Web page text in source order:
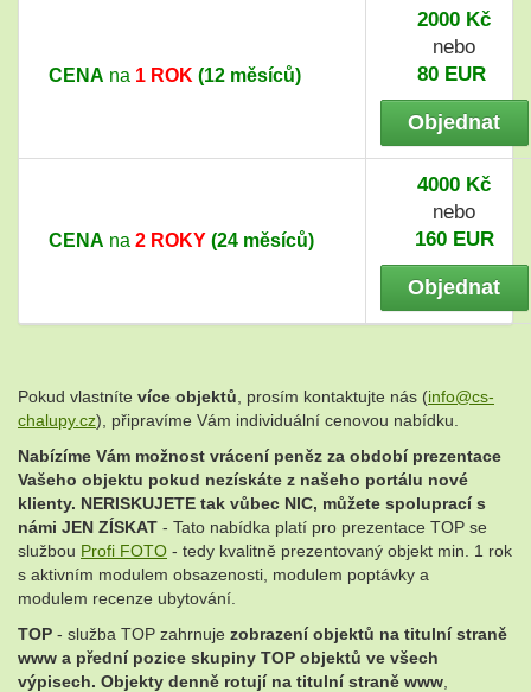
CENA na 1 ROK (12 měsíců)
2000 Kč
nebo
80 EUR
Objednat
CENA na 2 ROKY (24 měsíců)
4000 Kč
nebo
160 EUR
Objednat
Pokud vlastníte více objektů , prosím kontaktujte nás (info@cs-
chalupy.cz), připravíme Vám individuální cenovou nabídku.
Nabízíme Vám možnost vrácení peněz za období prezentace
Vašeho objektu pokud nezískáte z našeho portálu nové
klienty. NERISKUJETE tak vůbec NIC, můžete spoluprací s
námi JEN ZÍSKAT - Tato nabídka platí pro prezentace TOP se
službou Profi FOTO - tedy kvalitně prezentovaný objekt min. 1 rok
s aktivním modulem obsazenosti, modulem poptávky a
modulem recenze ubytování.
TOP - služba TOP zahrnuje zobrazení objektů na titulní straně
www a přední pozice skupiny TOP objektů ve všech
výpisech. Objekty denně rotují na titulní straně www